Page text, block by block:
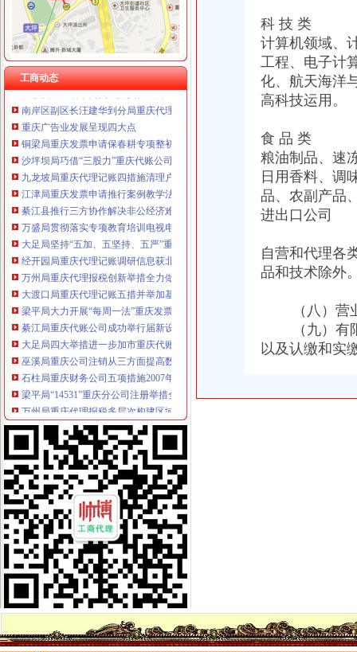
工商动态
彭水局重庆分公司注册公开选调干部努力提高选人用人公信度
秀山局突出六项重点狠抓“五一”重庆代理记账市场监管
石柱局重庆代理记账四项措施规范莼菜收购秩序
沙坪坝局“五字”重庆公司注销要求谋划“解放思想、扩大开放”大讨论活动
一季度9695名下岗失业人员在民营经济领域再就业 申办企业热增高
南岸区副区长汪建华到分局重庆代理记账现场办公解决问题
重庆广告业发展呈现四大点
铜梁局重庆发票申请保春耕专项整初战告捷
沙坪坝局巧借“三股力”重庆代账公司推进农产品商标培育发展
九龙坡局重庆代理记账四措施清理户外广告成效显著
江津局重庆发票申请推行案例教学法培训取得实效
綦江县推行三方协作解决非公经济难问题
万盛局贯彻落实专项教育培训电视电话会议精力求“四个突破”重庆发票申请
大足局坚持“五加、五坚持、五严”重庆公司注销确保专项教育培训效果
经开园局重庆代理记账调研信息获北部新区管委会领导批示
万州局重庆代理报税创新举措全力做好就业再就业工作
大渡口局重庆代理记账五措并举加基层工商队伍素质建设
梁平局大力开展“每周一法”重庆发票申请活动
綦江局重庆代账公司成功举行届新设企业业主培训会
大足局四大举措进一步加市重庆代账公司场主体信用分类监管工作
巫溪局重庆公司注销从三方面提高数据质量
石柱局重庆财务公司五项措施2007年度企业年检工作见成效
梁平局“14531”重庆分公司注册举措全力推进食品示范店建设
万州局重庆代理报税多层次构建区域商标格局壮大三峡库区经济
合川局重庆分公司注册六项举措提高企业年检率收效明显
南川区工商分局重庆进出口权与区供销社联合造农村安全放心消费工程
九龙坡局石坪桥所围绕“一二三”重庆财务公司进一步完善流通领域商品质量监测
经检总队从三个方面抓好奥运期间维稳工作
北碚局重庆分公司注册五大举措切实贯彻区领导批示
经开园局重庆代理报税三项措施着力解决汽车消费投诉
市重庆代账公司局企业处不断推出新举措认真落实整改措施
合川局重庆进出口权建立销人员个人信息库
南川局重庆公司注销六项措施化商业贿赂理工作
江北局认真贯彻全市重庆代账公司工商局长座谈会精
市重庆发票申请局召开全市工商系统公平交易工作会
永川局重庆进出口权搭建农村经纪人产销平台现场签订6万吨意向销售协议
九龙坡区丁洪区长到工商分局重庆代账公司调研招商引资工作
渝东南片区文艺调演预赛取得圆满成功
市重庆发票申请局信用处认真落实全市工商行政管理局长座谈会议精
科 技 类
计算机领域、
工程、电子计
化、航天海洋
高科技运用。
食 品 类
粮油制品、速
日用香料、调
品、农副产品
进出口公司
自营和代理各
品和技术除外
（八）营
（九）有限
以及认缴和实